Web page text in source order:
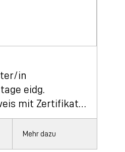
in
eidg.
mit Zertifikat
Mehr dazu